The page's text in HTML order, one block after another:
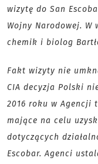
wizytę do San
Wojny Narodowej.
chemik i biolog
Fakt wizyty nie
CIA decyzja Polski
2016 roku w Agencji
mające na celu
dotyczących
Escobar. Agenci